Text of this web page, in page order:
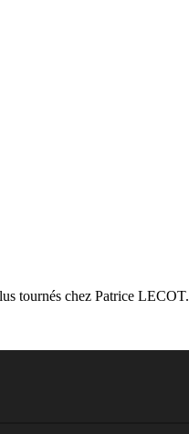
tournés chez Patrice LECOT.